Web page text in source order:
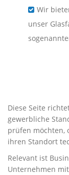
Wir
unser
Diese Seite
gewerbliche
prüfen möchten,
ihren Standort
Relevant ist
Unternehmen